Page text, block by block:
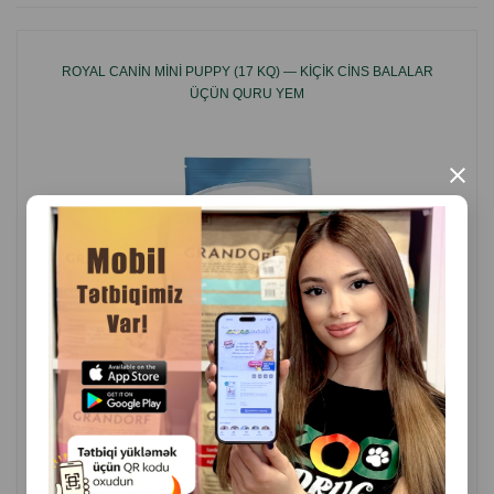
×
antioksidant, rozmarin ekstraktı, ketən toxumu. İstehsalçı
ROYAL CANIN MINI PUPPY (17 KQ) — KIÇIK CINS BALALAR
ÜÇÜN QURU YEM
( Rəylər)
Qiymət
Almaq
Кq (çəki ilə)
16.90
275.00